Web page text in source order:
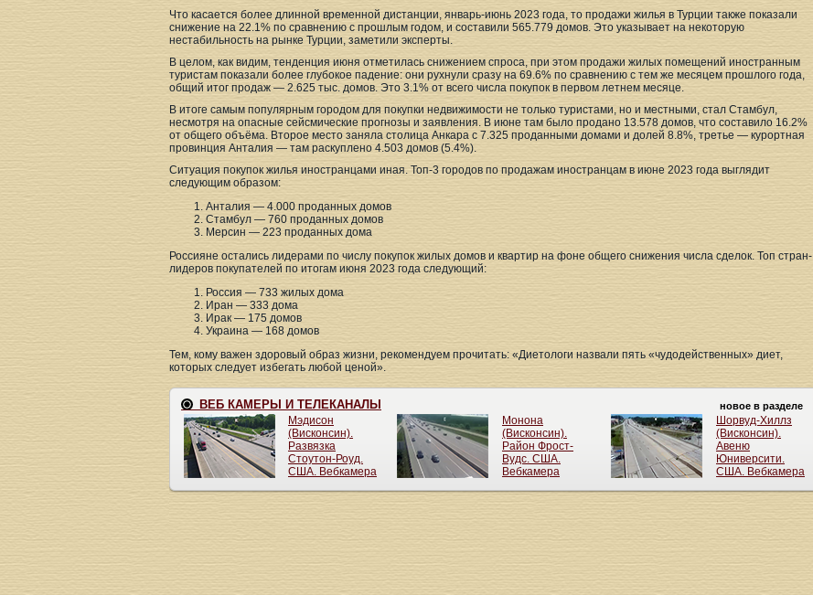
Что касается более длинной временной дистанции, январь-июнь 2023 года, то продажи жилья в Турции также показали
снижение на 22.1% по сравнению с прошлым годом, и составили 565.779 домов. Это указывает на некоторую
нестабильность на рынке Турции, заметили эксперты.
В целом, как видим, тенденция июня отметилась снижением спроса, при этом продажи жилых помещений иностранным
туристам показали более глубокое падение: они рухнули сразу на 69.6% по сравнению с тем же месяцем прошлого года,
общий итог продаж — 2.625 тыс. домов. Это 3.1% от всего числа покупок в первом летнем месяце.
В итоге самым популярным городом для покупки недвижимости не только туристами, но и местными, стал Стамбул,
несмотря на опасные сейсмические прогнозы и заявления. В июне там было продано 13.578 домов, что составило 16.2%
от общего объёма. Второе место заняла столица Анкара с 7.325 проданными домами и долей 8.8%, третье — курортная
провинция Анталия — там раскуплено 4.503 домов (5.4%).
Ситуация покупок жилья иностранцами иная. Топ-3 городов по продажам иностранцам в июне 2023 года выглядит
следующим образом:
Анталия — 4.000 проданных домов
Стамбул — 760 проданных домов
Мерсин — 223 проданных дома
Россияне остались лидерами по числу покупок жилых домов и квартир на фоне общего снижения числа сделок. Топ стран-
лидеров покупателей по итогам июня 2023 года следующий:
Россия — 733 жилых дома
Иран — 333 дома
Ирак — 175 домов
Украина — 168 домов
Тем, кому важен здоровый образ жизни, рекомендуем прочитать: «Диетологи назвали пять «чудодейственных» диет,
которых следует избегать любой ценой».